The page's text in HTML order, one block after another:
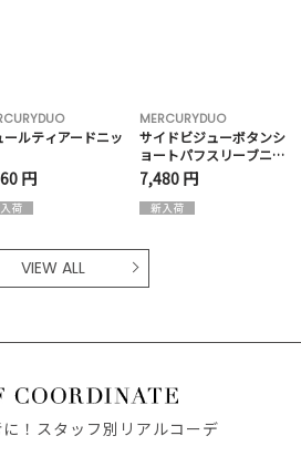
ールティアードニッ
円
MERCURYDUO
サイドビジューボタンシ
ョートパフスリーブニッ
ト
7,480 円
VIEW ALL
！スタッフ別リアルコーデ